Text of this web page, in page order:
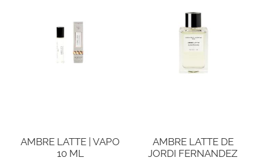
AMBRE LATTE | VAPO
10 ML
AMBRE LATTE DE
JORDI FERNANDEZ